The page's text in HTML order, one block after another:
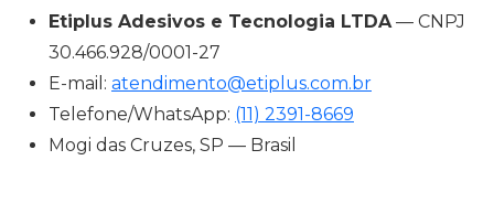
Etiplus Adesivos e Tecnologia LTDA — CNPJ
30.466.928/0001-27
E-mail: atendimento@etiplus.com.br
Telefone/WhatsApp: (11) 2391-8669
Mogi das Cruzes, SP — Brasil